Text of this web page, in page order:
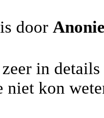
door
in
niet kon